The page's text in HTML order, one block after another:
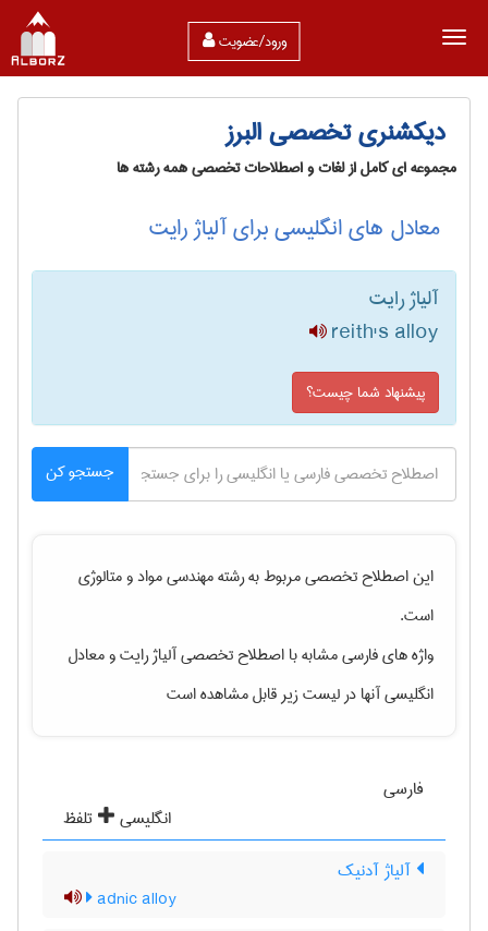
ورود/عضویت
دیکشنری تخصصی البرز
مجموعه ای کامل از لغات و اصطلاحات تخصصی همه رشته ها
معادل های انگلیسی برای آلیاژ رایت
آلیاژ رایت
reith's alloy
پیشنهاد شما چیست؟
جستجو کن
این اصطلاح تخصصی مربوط به رشتهمهندسی مواد و متالوژی
است.
واژه های فارسی مشابه با اصطلاح تخصصیآلیاژ رایتو معادل
انگلیسی آنها در لیست زیر قابل مشاهده است
فارسی
انگلیسی
تلفظ
آلیاژ آدنیک
adnic alloy